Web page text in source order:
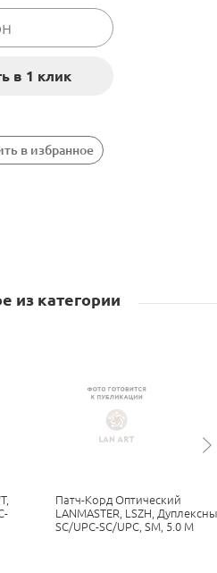
в избранное
из категории
Патч-Корд Оптический
LANMASTER, LSZH,
SC/UPC-SC/UPC, SM, 5.0 М